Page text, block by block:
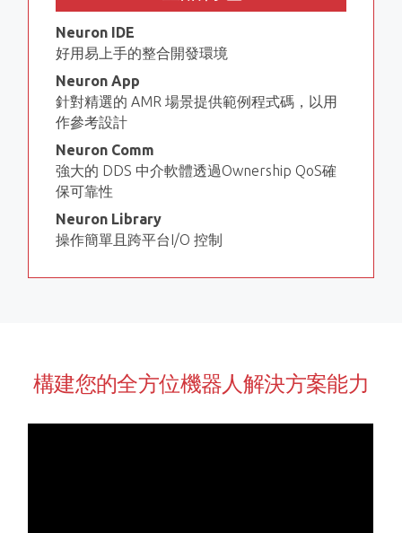
Neuron IDE
好用易上手的整合開發環境
Neuron App
針對精選的 AMR 場景提供範例程式碼，以用
作參考設計
Neuron Comm
強大的 DDS 中介軟體透過Ownership QoS確
保可靠性
Neuron Library
操作簡單且跨平台I/O 控制
構建您的全方位機器人解決方案能力